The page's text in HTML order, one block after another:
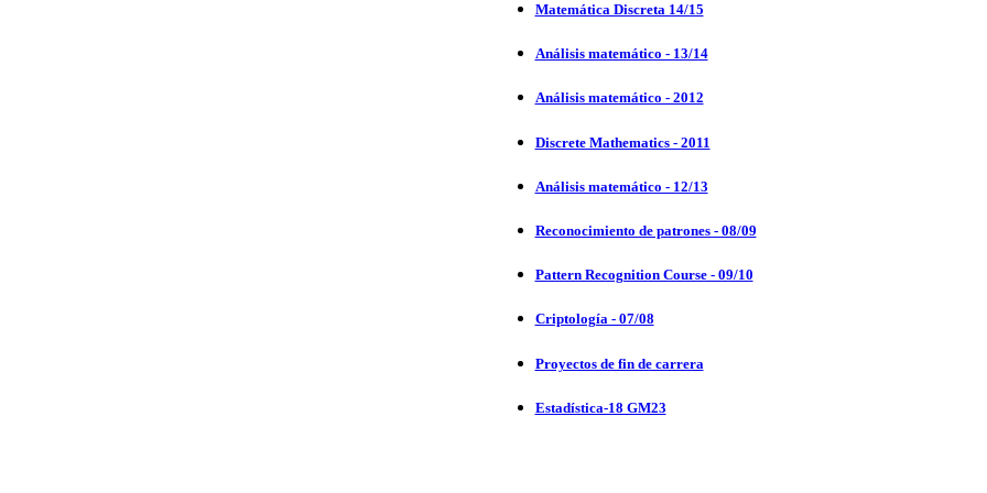
Matemática Discreta 14/15
Análisis matemático - 13/14
Análisis matemático - 2012
Discrete Mathematics - 2011
Análisis matemático - 12/13
Reconocimiento de patrones - 08/09
Pattern Recognition Course - 09/10
Criptología - 07/08
Proyectos de fin de carrera
Estadística-18 GM23